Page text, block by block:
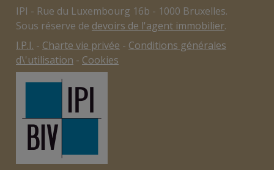
IPI - Rue du Luxembourg 16b - 1000 Bruxelles.
Sous réserve de devoirs de l'agent immobilier.
I.P.I. - Charte vie privée - Conditions générales
d\'utilisation - Cookies